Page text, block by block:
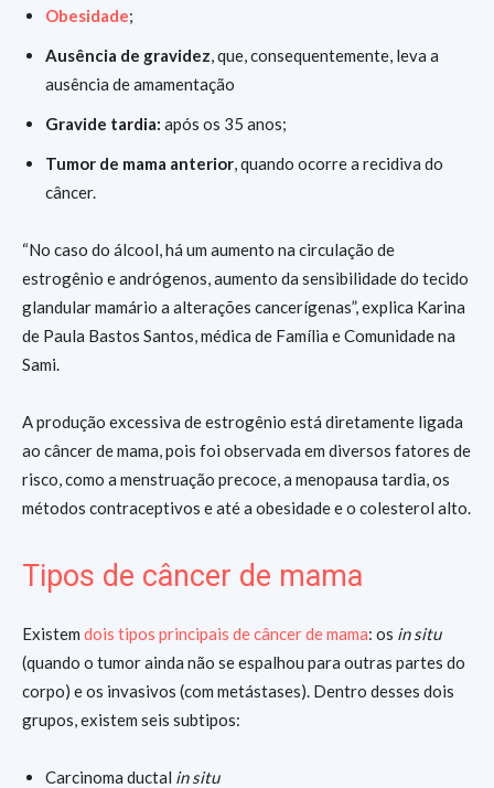
Obesidade;
Ausência de gravidez, que, consequentemente, leva a
ausência de amamentação
Gravide tardia: após os 35 anos;
Tumor de mama anterior, quando ocorre a recidiva do
câncer.
“No caso do álcool, há um aumento na circulação de
estrogênio e andrógenos, aumento da sensibilidade do tecido
glandular mamário a alterações cancerígenas”, explica Karina
de Paula Bastos Santos, médica de Família e Comunidade na
Sami.
A produção excessiva de estrogênio está diretamente ligada
ao câncer de mama, pois foi observada em diversos fatores de
risco, como a menstruação precoce, a menopausa tardia, os
métodos contraceptivos e até a obesidade e o colesterol alto.
Tipos de câncer de mama
Existem dois tipos principais de câncer de mama: os in situ
(quando o tumor ainda não se espalhou para outras partes do
corpo) e os invasivos (com metástases). Dentro desses dois
grupos, existem seis subtipos:
Carcinoma ductal in situ